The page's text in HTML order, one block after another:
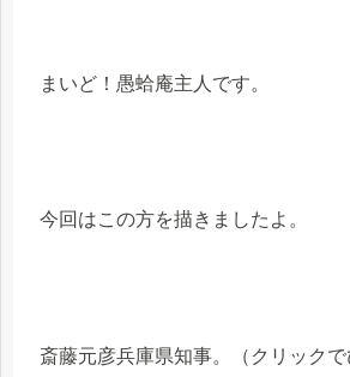
まいど！愚蛤庵主人です。
今回はこの方を描きましたよ。
斎藤元彦兵庫県知事。（クリックで